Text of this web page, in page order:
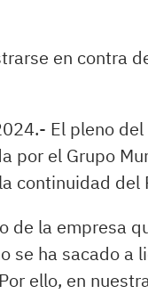
en contra
El pleno
por el Grupo
continuidad del
de la empresa
se ha sacado a
ello, en